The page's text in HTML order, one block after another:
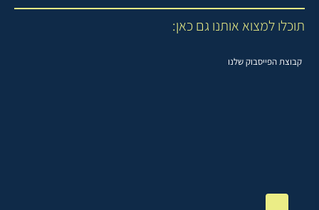
תוכלו למצוא אותנו גם כאן:
קבוצת הפייסבוק שלנו